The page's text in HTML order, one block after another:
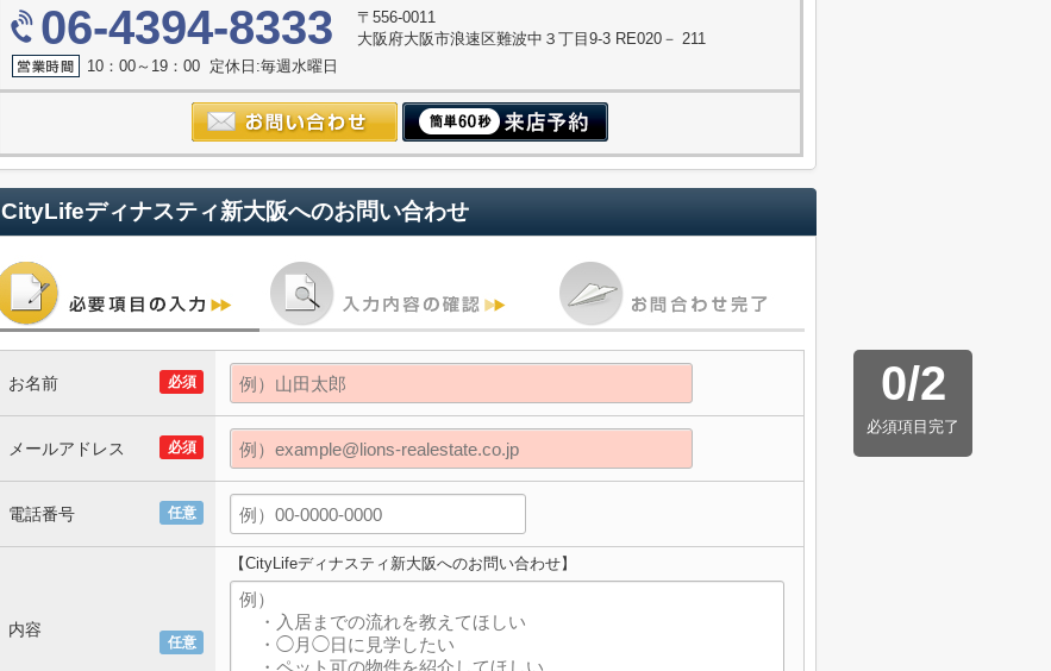
06-4394-8333
〒556-0011
大阪府大阪市浪速区難波中３丁目9-3 RE020－ 211
10：00～19：00 定休日:毎週水曜日
CityLifeディナスティ新大阪へのお問い合わせ
0/2
必須項目完了
必須
お名前
必須
メールアドレス
任意
電話番号
任意
内容
【CityLifeディナスティ新大阪へのお問い合わせ】